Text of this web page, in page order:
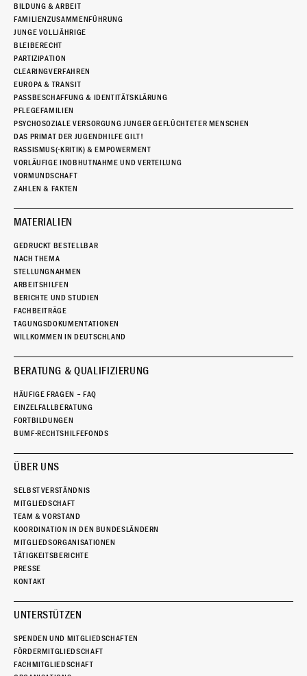
BILDUNG & ARBEIT
FAMILIENZUSAMMENFÜHRUNG
JUNGE VOLLJÄHRIGE
BLEIBERECHT
PARTIZIPATION
CLEARINGVERFAHREN
EUROPA & TRANSIT
PASSBESCHAFFUNG & IDENTITÄTSKLÄRUNG
PFLEGEFAMILIEN
PSYCHOSOZIALE VERSORGUNG JUNGER GEFLÜCHTETER MENSCHEN
DAS PRIMAT DER JUGENDHILFE GILT!
RASSISMUS(-KRITIK) & EMPOWERMENT
VORLÄUFIGE INOBHUTNAHME UND VERTEILUNG
VORMUNDSCHAFT
ZAHLEN & FAKTEN
MATERIALIEN
GEDRUCKT BESTELLBAR
NACH THEMA
STELLUNGNAHMEN
ARBEITSHILFEN
BERICHTE UND STUDIEN
FACHBEITRÄGE
TAGUNGSDOKUMENTATIONEN
WILLKOMMEN IN DEUTSCHLAND
BERATUNG & QUALIFIZIERUNG
HÄUFIGE FRAGEN – FAQ
EINZELFALLBERATUNG
FORTBILDUNGEN
BUMF-RECHTSHILFEFONDS
ÜBER UNS
SELBSTVERSTÄNDNIS
MITGLIEDSCHAFT
TEAM & VORSTAND
KOORDINATION IN DEN BUNDESLÄNDERN
MITGLIEDSORGANISATIONEN
TÄTIGKEITSBERICHTE
PRESSE
KONTAKT
UNTERSTÜTZEN
SPENDEN UND MITGLIEDSCHAFTEN
FÖRDERMITGLIEDSCHAFT
FACHMITGLIEDSCHAFT